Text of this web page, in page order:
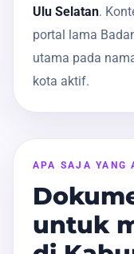
Ulu Selatan.
portal lama
utama pada
kota aktif.
APA SAJA YANG
untuk